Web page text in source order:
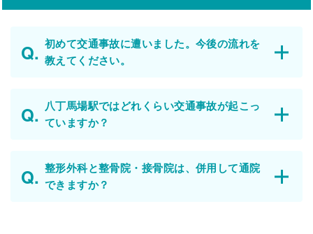
初めて交通事故に遭いました。今後の流れを
教えてください。
八丁馬場駅ではどれくらい交通事故が起こっ
ていますか？
整形外科と整骨院・接骨院は、併用して通院
できますか？